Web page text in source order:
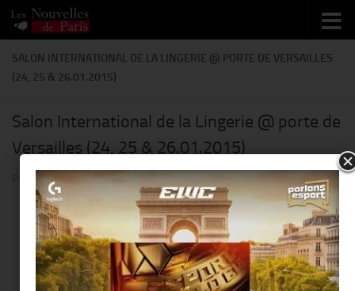
Skip to content
SALON INTERNATIONAL DE LA LINGERIE @ PORTE DE VERSAILLES
(24, 25 & 26.01.2015)
Salon International de la Lingerie @ porte de
Versailles (24, 25 & 26.01.2015)
THIERRY KER ·9 JANVIER 2018